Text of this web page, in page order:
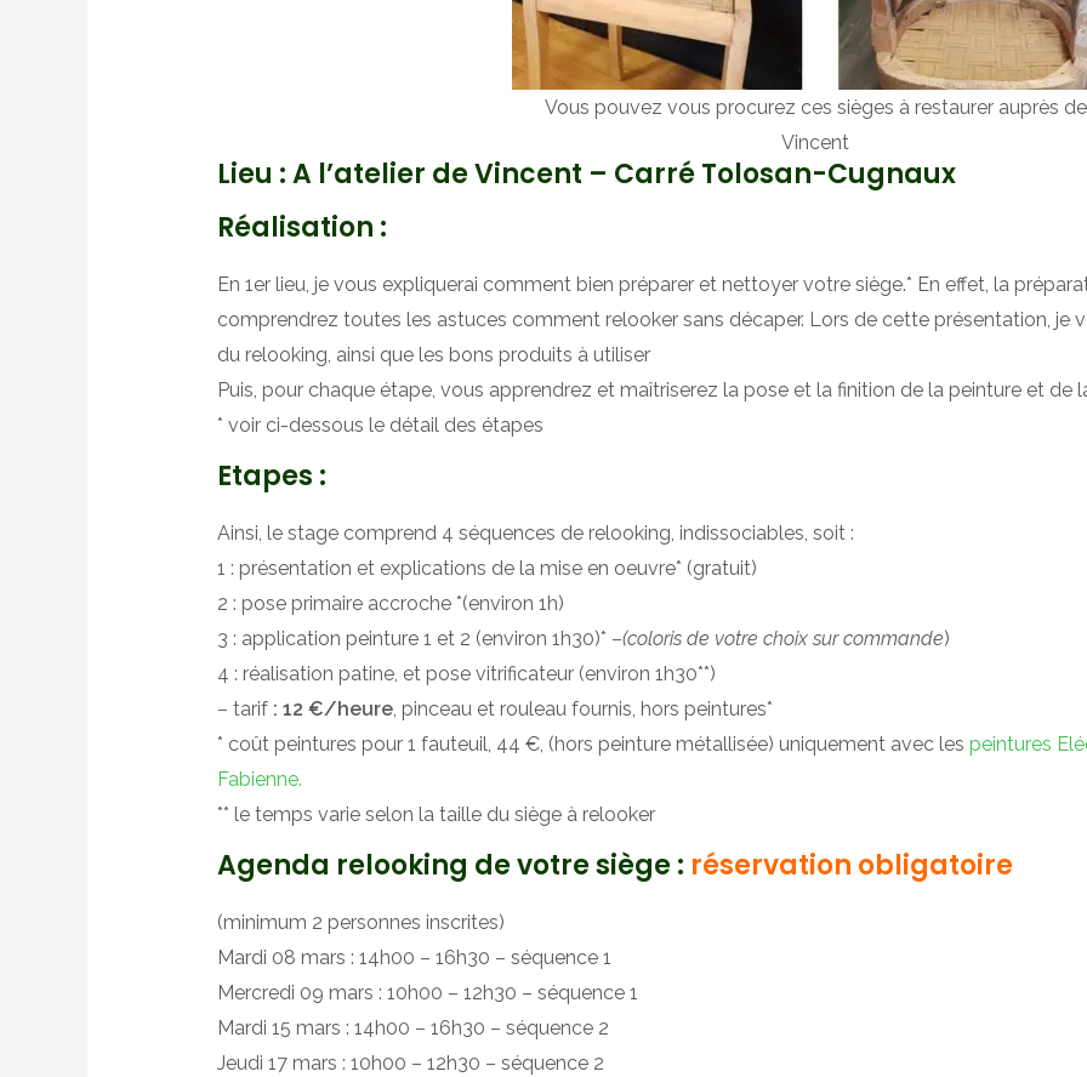
Vous pouvez vous procurez ces sièges à restaurer auprès de
Vincent
Lieu : A l’atelier de Vincent – Carré Tolosan-Cugnaux
Réalisation :
En 1er lieu, je vous expliquerai comment bien préparer et nettoyer votre siège.* En effet, la
comprendrez toutes les astuces comment relooker sans décaper. Lors de cette présentation, je
du relooking, ainsi que les bons produits à utiliser
Puis, pour chaque étape, vous apprendrez et maîtriserez la pose et la finition de la peinture et de
* voir ci-dessous le détail des étapes
Etapes :
Ainsi, le stage comprend 4 séquences de relooking, indissociables, soit :
1 : présentation et explications de la mise en oeuvre* (gratuit)
2 : pose primaire accroche *(environ 1h)
3 : application peinture 1 et 2 (environ 1h30)* –(coloris de votre choix sur commande)
4 : réalisation patine, et pose vitrificateur (environ 1h30**)
– tarif : 12 €/heure, pinceau et rouleau fournis, hors peintures*
* coût peintures pour 1 fauteuil, 44 €, (hors peinture métallisée) uniquement avec les peintures
Fabienne.
** le temps varie selon la taille du siège à relooker
Agenda relooking de votre siège : réservation obligatoire
(minimum 2 personnes inscrites)
Mardi 08 mars : 14h00 – 16h30 – séquence 1
Mercredi 09 mars : 10h00 – 12h30 – séquence 1
Mardi 15 mars : 14h00 – 16h30 – séquence 2
Jeudi 17 mars : 10h00 – 12h30 – séquence 2